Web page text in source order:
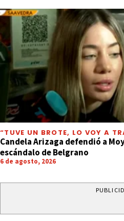
“TUVE UN BROTE, LO VOY A
Candela Arizaga defendió a
escándalo de Belgrano
6 de agosto, 2026